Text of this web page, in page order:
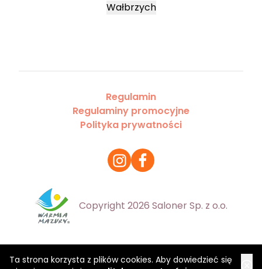
Ta strona korzysta z plików cookies. Aby dowiedzieć się
Wałbrzych
Regulamin
Regulaminy promocyjne
Polityka prywatności
Copyright 2026 Saloner Sp. z o.o.